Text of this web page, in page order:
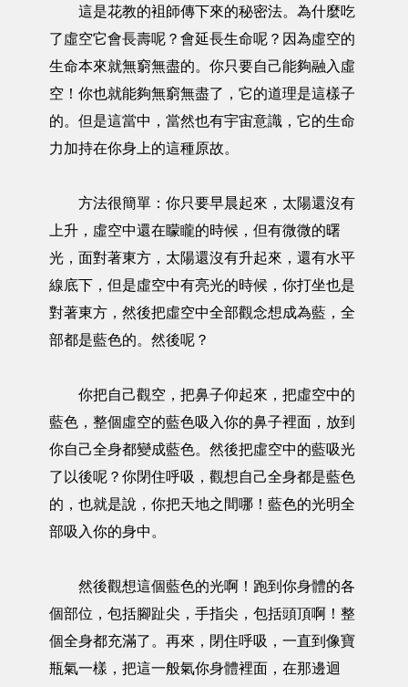
這是花教的袓師傳下來的秘密法。為什麼吃
了虛空它會長壽呢？會延長生命呢？因為虛空的
生命本來就無窮無盡的。你只要自己能夠融入虛
空！你也就能夠無窮無盡了，它的道理是這樣子
的。但是這當中，當然也有宇宙意識，它的生命
力加持在你身上的這種原故。
方法很簡單：你只要早晨起來，太陽還沒有
上升，虛空中還在矇矓的時候，但有微微的曙
光，面對著東方，太陽還沒有升起來，還有水平
線底下，但是虛空中有亮光的時候，你打坐也是
對著東方，然後把虛空中全部觀念想成為藍，全
部都是藍色的。然後呢？
你把自己觀空，把鼻子仰起來，把虛空中的
藍色，整個虛空的藍色吸入你的鼻子裡面，放到
你自己全身都變成藍色。然後把虛空中的藍吸光
了以後呢？你閉住呼吸，觀想自己全身都是藍色
的，也就是說，你把天地之間哪！藍色的光明全
部吸入你的身中。
然後觀想這個藍色的光啊！跑到你身體的各
個部位，包括腳趾尖，手指尖，包括頭頂啊！整
個全身都充滿了。再來，閉住呼吸，一直到像寶
瓶氣一樣，把這一般氣你身體裡面，在那邊迴